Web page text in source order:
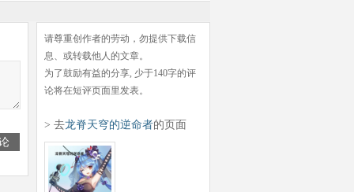
请尊重创作者的劳动，勿提供下载信
息、或转载他人的文章。
为了鼓励有益的分享, 少于140字的评
论将在短评页面里发表。
> 去龙脊天穹的逆命者的页面